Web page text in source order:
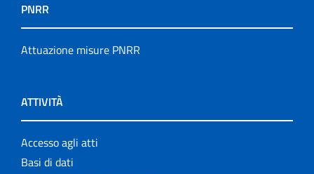
PNRR
Attuazione misure PNRR
ATTIVITÀ
Accesso agli atti
Basi di dati